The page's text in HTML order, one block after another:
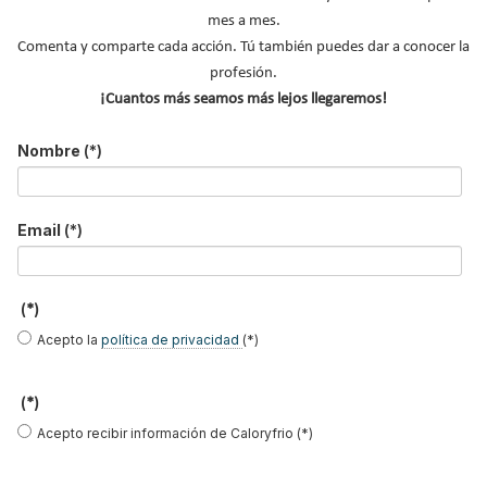
Suscríbete a
ACTUALIDAD DEL SECTOR
mes a mes.
Comenta y comparte cada acción. Tú también puedes dar a conocer la
profesión.
¡Cuantos más seamos más lejos llegaremos!
Nombre (*)
Email (*)
(*)
Acepto la política de privacidad (*)
(*)
Acepto recibir información de Caloryfrio (*)